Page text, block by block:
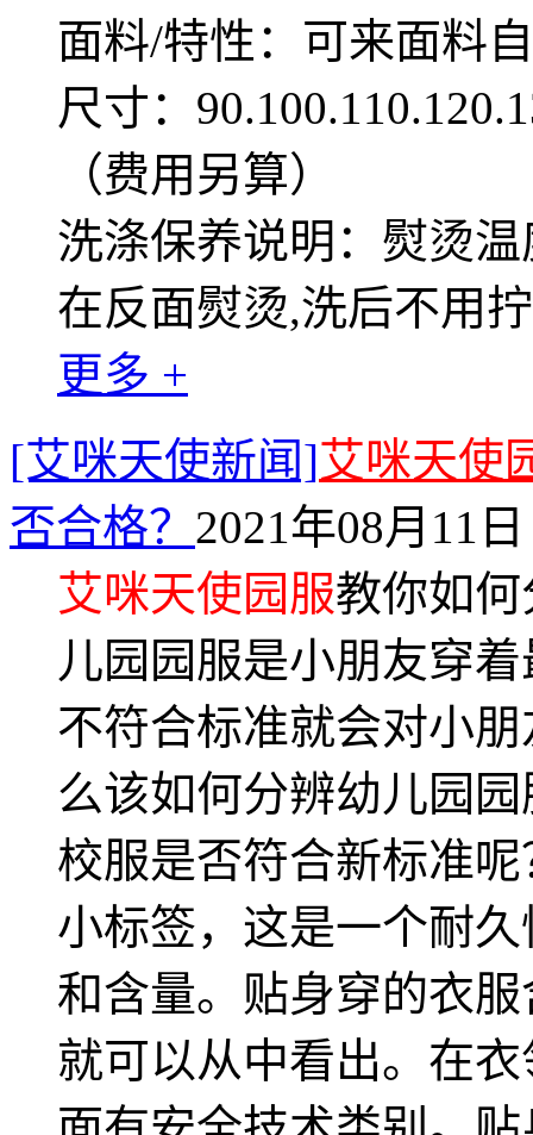
面料/特性：可来面料
尺寸：
（费用另算）
洗涤保养说明：熨烫
在反面熨烫,洗后不用
更多 +
[艾咪天使新闻]艾咪天使
否合格？ 2021年08月11
艾咪天使园服教你如
儿园园服是小朋友穿
不符合标准就会对小
么该如何分辨幼儿园
校服是否符合新标准
小标签，这是一个耐
和含量。贴身穿的衣
就可以从中看出。在